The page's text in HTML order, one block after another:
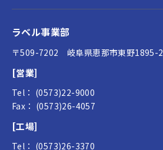
ラベル事業部
〒509-7202 岐阜県恵那市東野1895-2
[営業]
Tel： (0573)22-9000
Fax： (0573)26-4057
[工場]
Tel： (0573)26-3370